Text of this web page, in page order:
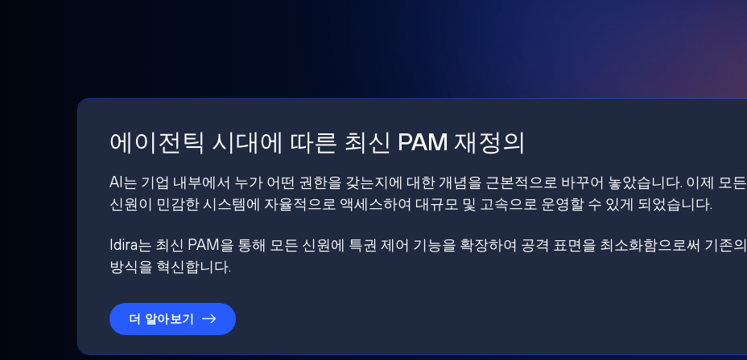
에이전틱 시대에 따른 최신 PAM 재정의
AI는 기업 내부에서 누가 어떤 권한을 갖는지에 대한 개념을 근본적으로 바꾸어 놓았습니다. 이제 모든
신원이 민감한 시스템에 자율적으로 액세스하여 대규모 및 고속으로 운영할 수 있게 되었습니다.
Idira는 최신 PAM을 통해 모든 신원에 특권 제어 기능을 확장하여 공격 표면을 최소화함으로써 기존의
방식을 혁신합니다.
더 알아보기